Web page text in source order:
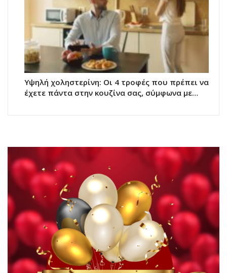
Υψηλή χοληστερίνη: Οι 4 τροφές που πρέπει να
έχετε πάντα στην κουζίνα σας, σύμφωνα με…